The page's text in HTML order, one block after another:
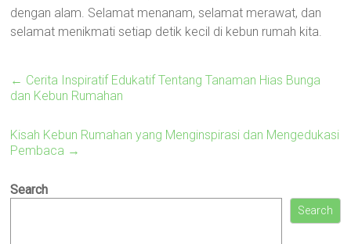
dengan alam. Selamat menanam, selamat merawat, dan
selamat menikmati setiap detik kecil di kebun rumah kita.
← Cerita Inspiratif Edukatif Tentang Tanaman Hias Bunga
dan Kebun Rumahan
Kisah Kebun Rumahan yang Menginspirasi dan Mengedukasi
Pembaca →
Search
Search